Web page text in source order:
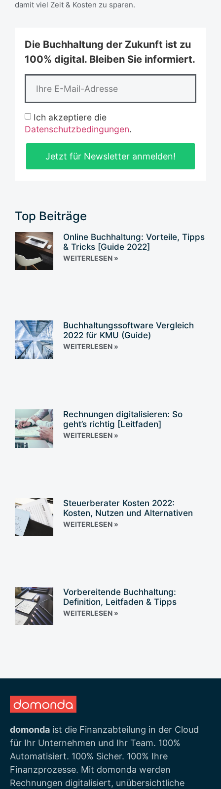
damit viel Zeit & Kosten zu sparen.
Die Buchhaltung der Zukunft ist zu
100% digital. Bleiben Sie informiert.
Ich akzeptiere die
Datenschutzbedingungen.
Jetzt für Newsletter anmelden!
Top Beiträge
Online Buchhaltung: Vorteile, Tipps
& Tricks [Guide 2022]
WEITERLESEN »
Buchhaltungssoftware Vergleich
2022 für KMU (Guide)
WEITERLESEN »
Rechnungen digitalisieren: So
geht’s richtig [Leitfaden]
WEITERLESEN »
Steuerberater Kosten 2022:
Kosten, Nutzen und Alternativen
WEITERLESEN »
Vorbereitende Buchhaltung:
Definition, Leitfaden & Tipps
WEITERLESEN »
domonda ist die Finanzabteilung in der Cloud
für Ihr Unternehmen und Ihr Team. 100%
Automatisiert. 100% Sicher. 100% Ihre
Finanzprozesse. Mit domonda werden
Rechnungen digitalisiert, unübersichtliche